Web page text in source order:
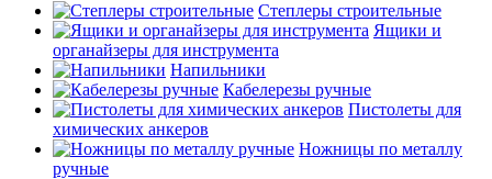
Степлеры строительные
Ящики и
органайзеры для инструмента
Напильники
Кабелерезы ручные
Пистолеты для
химических анкеров
Ножницы по металлу
ручные